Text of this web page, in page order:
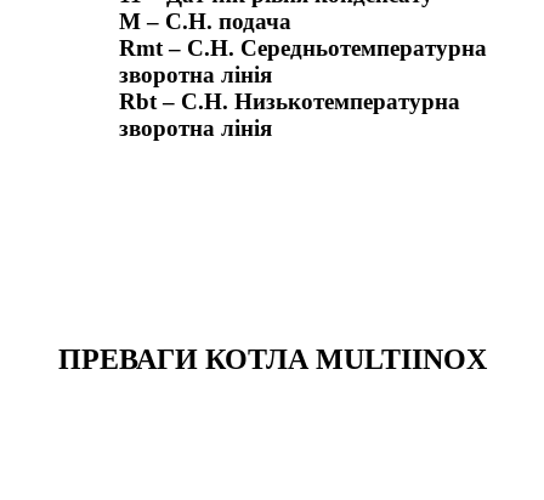
M – C.H. подача
Rmt – C.H. Середньотемпературна
зворотна лінія
Rbt – C.H. Низькотемпературна
зворотна лінія
ПРЕВАГИ КОТЛА MULTIINOX